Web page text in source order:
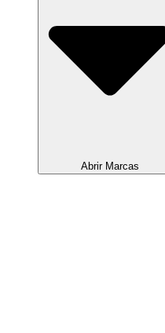
Abrir Marcas